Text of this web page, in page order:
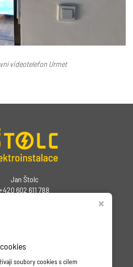
videotelefon Urmet
Jan Štolc
602 611 788
okres Šumperk
soubory cookies s cílem